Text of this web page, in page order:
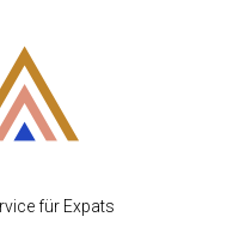
für Expats